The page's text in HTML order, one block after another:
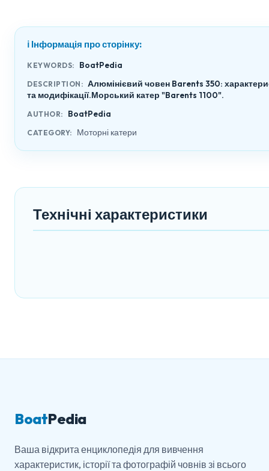
ℹ️ Інформація про сторінку:
KEYWORDS: BoatPedia
DESCRIPTION: Алюмінієвий човен Barents 350:
та модифікації.Морський катер "Barents 1100".
AUTHOR: BoatPedia
CATEGORY: Моторні катери
Технічні характеристики
BoatPedia
Ваша відкрита енциклопедія для вивчення
характеристик, історії та фотографій човнів зі всього